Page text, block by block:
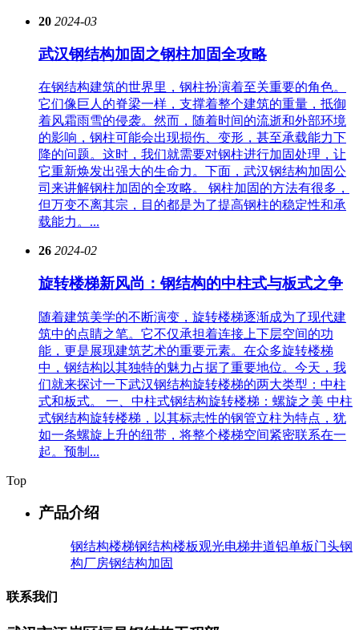
20 2024-03
武汉钢结构加固之钢柱加固全攻略
在钢结构建筑的世界里，钢柱扮演着至关重要的角色。
它们像巨人的脊梁一样，支撑着整个建筑的重量，抵御
着风霜雨雪的侵袭。然而，随着时间的流逝和外部环境
的影响，钢柱可能会出现损伤、变形，甚至承载能力下
降的问题。这时，我们就需要对钢柱进行加固处理，让
它重新焕发出强大的生命力。下面，武汉钢结构加固公
司来讲解钢柱加固的全攻略。 钢柱加固的方法有很多，
但万变不离其宗，目的都是为了提高钢柱的稳定性和承
载能力。...
26 2024-02
旋转楼梯新风尚：钢结构的中柱式与板式之争
随着建筑美学的不断演变，旋转楼梯逐渐成为了现代建
筑中的点睛之笔。它不仅承担着连接上下层空间的功
能，更是展现建筑艺术的重要元素。在众多旋转楼梯
中，钢结构以其独特的魅力占据了重要地位。今天，我
们就来探讨一下武汉钢结构旋转楼梯的两大类型：中柱
式和板式。 一、中柱式钢结构旋转楼梯：螺旋之美 中柱
式钢结构旋转楼梯，以其标志性的钢管立柱为特点，犹
如一条螺旋上升的纽带，将整个楼梯空间紧密联系在一
起。预制...
Top
产品介绍
钢结构楼梯钢结构楼板观光电梯井道铝单板门头钢
构厂房钢结构加固
联系我们